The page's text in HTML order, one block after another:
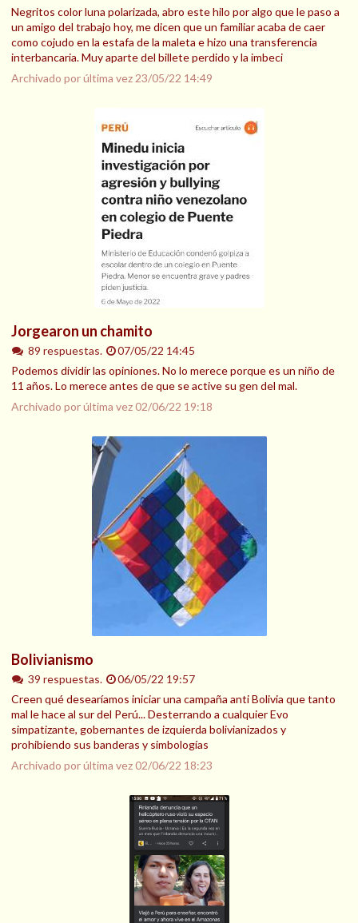
Negritos color luna polarizada, abro este hilo por algo que le paso a
un amigo del trabajo hoy, me dicen que un familiar acaba de caer
como cojudo en la estafa de la maleta e hizo una transferencia
interbancaria. Muy aparte del billete perdido y la imbeci
Archivado por última vez 23/05/22 14:49
Jorgearon un chamito
89 respuestas.
07/05/22 14:45
Podemos dividir las opiniones. No lo merece porque es un niño de
11 años. Lo merece antes de que se active su gen del mal.
Archivado por última vez02/06/22 19:18
Bolivianismo
39 respuestas.
06/05/22 19:57
Creen qué desearíamos iniciar una campaña anti Bolivia que tanto
mal le hace al sur del Perú... Desterrando a cualquier Evo
simpatizante, gobernantes de izquierda bolivianizados y
prohibiendo sus banderas y simbologías
Archivado por última vez02/06/22 18:23